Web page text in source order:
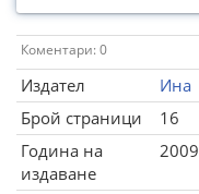
Коментари: 0
Издател
Ина
Брой страници
16
Година на
издаване
2009